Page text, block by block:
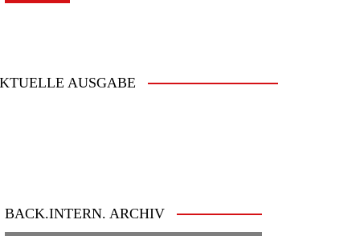
AUSGABE
BACK.INTERN. ARCHIV